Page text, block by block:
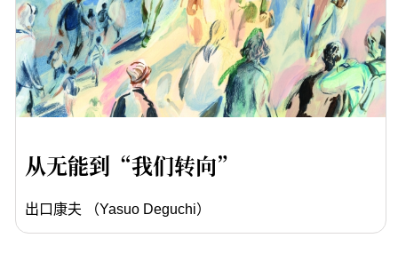
从无能到“我们转向”
出口康夫 （Yasuo Deguchi）